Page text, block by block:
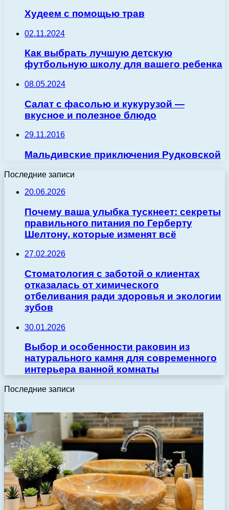
Худеем с помощью трав
02.11.2024
Как выбрать лучшую детскую
футбольную школу для вашего ребенка
08.05.2024
Салат с фасолью и кукурузой —
вкусное и полезное блюдо
29.11.2016
Мальдивские приключения Рудковской
Последние записи
20.06.2026
Почему ваша улыбка тускнеет: секреты
правильного питания по Герберту
Шелтону, которые изменят всё
27.02.2026
Стоматология с заботой о клиентах
отказалась от химического
отбеливания ради здоровья и экологии
зубов
30.01.2026
Выбор и особенности раковин из
натурального камня для современного
интерьера ванной комнаты
Последние записи